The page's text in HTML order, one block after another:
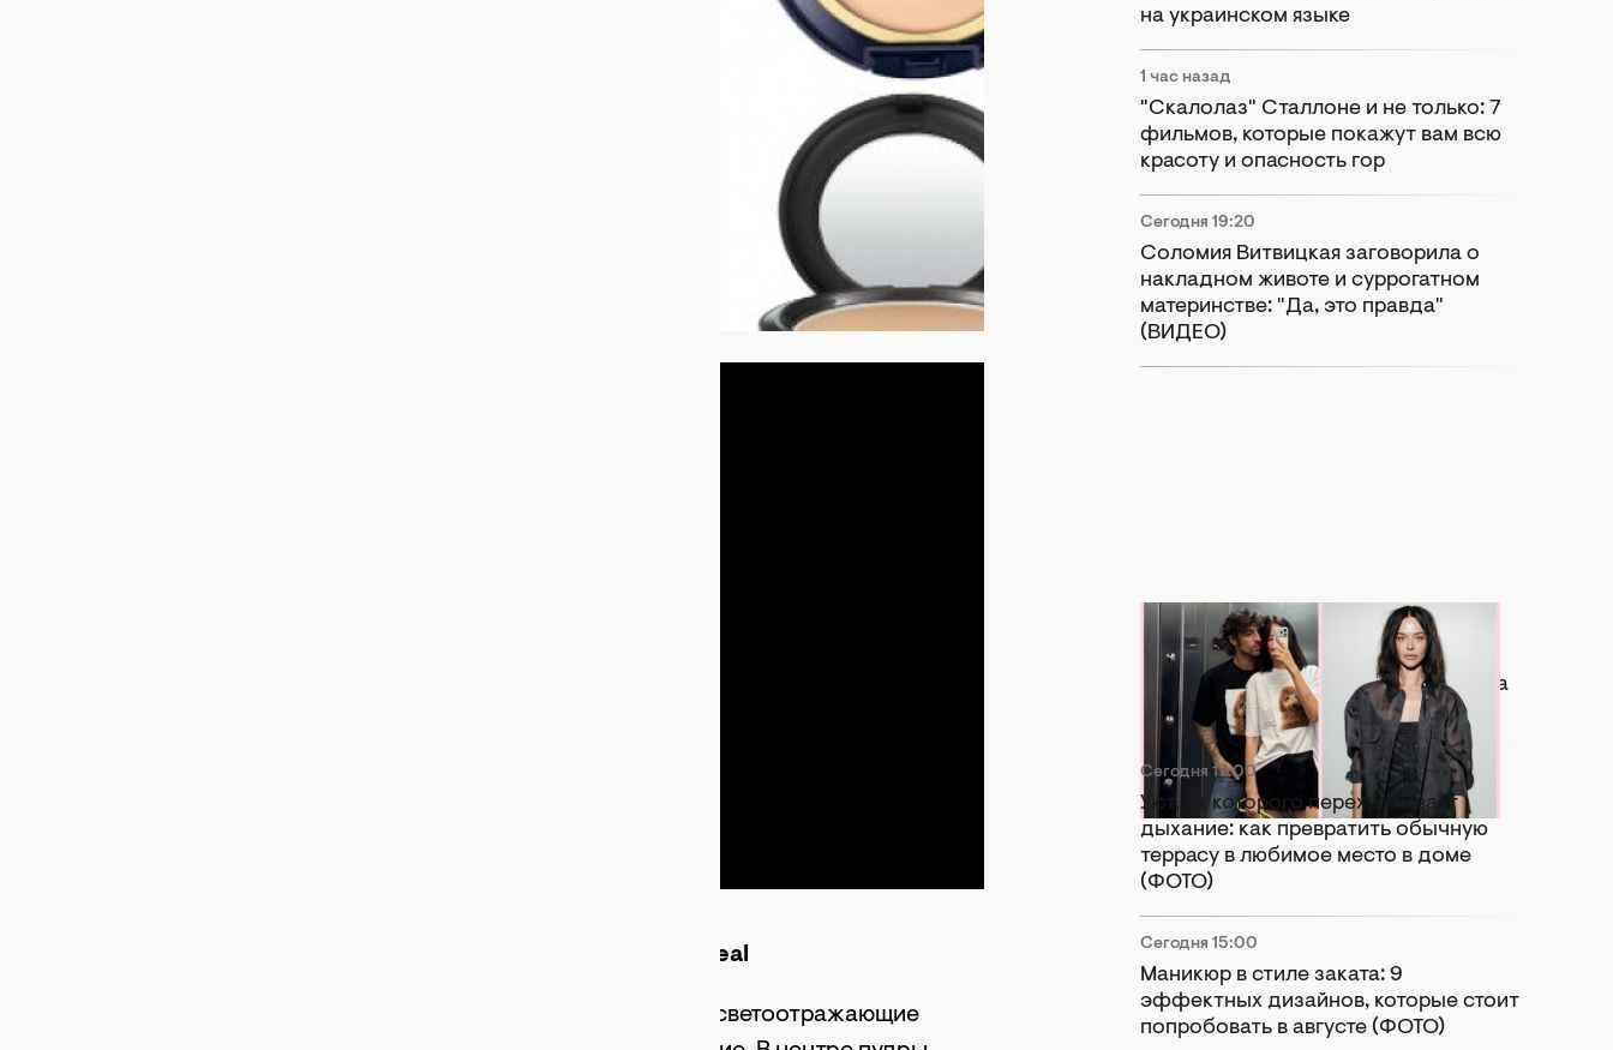
Формула пудры включает в себя специальный комплекс Outdoor:
комбинация хлопка и белой розы, благодаря которому средство идеально
сливается с кожей и придает ей сияние. Пудра не сушит кожу и легко
растушевывается. Содержит SPF 15. Сразу после нанесения средство
обещает эффект легкого сияния и естественного загара. Приблизительная
Oreal
Компактная пудра Lumi Magique от L’Oreal содержит светоотражающие
на украинском языке
1 час назад
"Скалолаз" Сталлоне и не только: 7
фильмов, которые покажут вам всю
красоту и опасность гор
Сегодня 19:20
Соломия Витвицкая заговорила о
накладном животе и суррогатном
материнстве: "Да, это правда"
(ВИДЕО)
Сегодня 17:56
Копия бывшей: в Сети активно
сравнивают новую девушку Дантеса
с Дорофеевой (ФОТО)
Сегодня 17:00
Уют, от которого перехватывает
дыхание: как превратить обычную
террасу в любимое место в доме
(ФОТО)
Сегодня 15:00
Маникюр в стиле заката: 9
эффектных дизайнов, которые стоит
попробовать в августе (ФОТО)